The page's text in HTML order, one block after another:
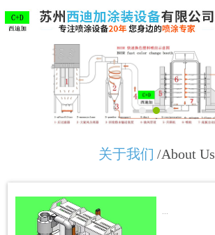
关于我们 /About Us
...